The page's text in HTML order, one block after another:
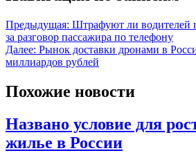
Предыдущая: Штрафуют ли водителей
за разговор пассажира по телефону
Далее: Рынок доставки дронами в
миллиардов рублей
Похожие новости
Названо условие для
жилье в России